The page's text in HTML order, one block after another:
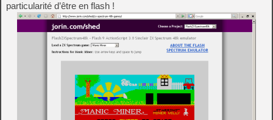
particularité d’être en flash !